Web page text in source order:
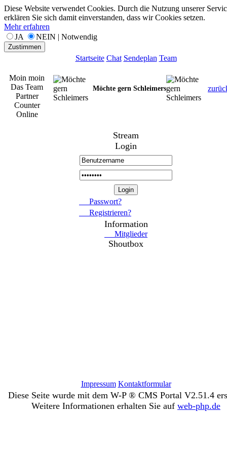
Diese Website verwendet Cookies. Durch die Nutzung unserer
erklären Sie sich damit einverstanden, dass wir Cookies setzen.
Mehr erfahren
JA
NEIN | Notwendig
Zustimmen
Startseite Chat Sendeplan Team
Moin moin
Das Team
Partner
Counter
Online
Möchte gern Schleimers
Stream
Login
Passwort?
Registrieren?
Information
Mitglieder
Shoutbox
Impressum Kontaktformular
Diese Seite wurde mit dem W-P ® CMS Portal V2.51.4
Weitere Informationen erhalten Sie auf web-php.de